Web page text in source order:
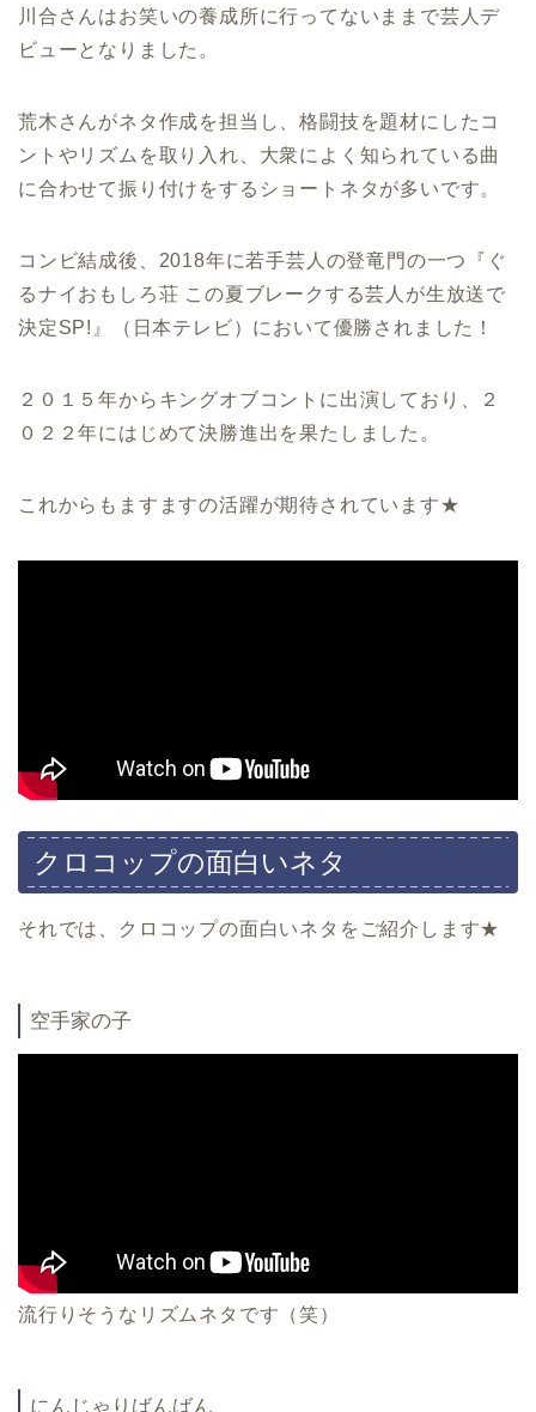
川合さんはお笑いの養成所に行ってないままで芸人デ
ビューとなりました。
荒木さんがネタ作成を担当し、格闘技を題材にしたコ
ントやリズムを取り入れ、大衆によく知られている曲
に合わせて振り付けをするショートネタが多いです。
コンビ結成後、2018年に若手芸人の登竜門の一つ『ぐ
るナイおもしろ荘 この夏ブレークする芸人が生放送で
決定SP!』（日本テレビ）において優勝されました！
２０１５年からキングオブコントに出演しており、２
０２２年にはじめて決勝進出を果たしました。
これからもますますの活躍が期待されています★
クロコップの面白いネタ
それでは、クロコップの面白いネタをご紹介します★
空手家の子
流行りそうなリズムネタです（笑）
にんじゃりばんばん